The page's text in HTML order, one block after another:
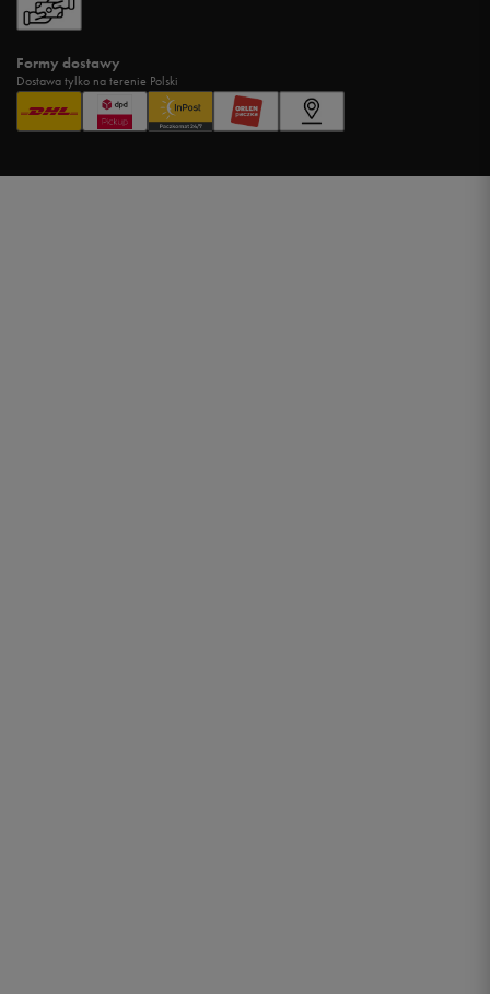
Formy dostawy
Dostawa tylko na terenie Polski